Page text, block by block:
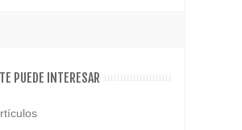
PUEDE INTERESAR